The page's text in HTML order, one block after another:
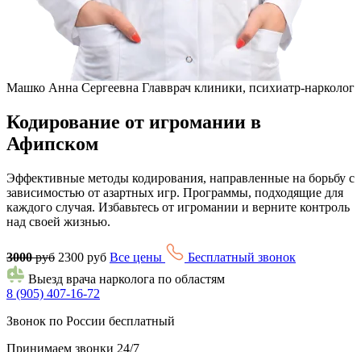
Машко Анна Сергеевна Главврач клиники, психиатр-нарколог
Кодирование от игромании в
Афипском
Эффективные методы кодирования, направленные на борьбу с
зависимостью от азартных игр. Программы, подходящие для
каждого случая. Избавьтесь от игромании и верните контроль
над своей жизнью.
3000руб 2300 руб Все цены
Бесплатный звонок
Выезд врача нарколога по областям
8 (905) 407-16-72
Звонок по России бесплатный
Принимаем звонки 24/7